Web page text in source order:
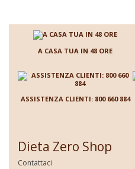
A CASA TUA IN 48 ORE
ASSISTENZA CLIENTI: 800 660 884
Dieta Zero Shop
Contattaci